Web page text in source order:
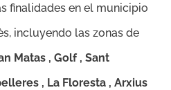
finalidades en el municipio
incluyendo las zonas de
Matas , Golf , Sant
, La Floresta , Arxius